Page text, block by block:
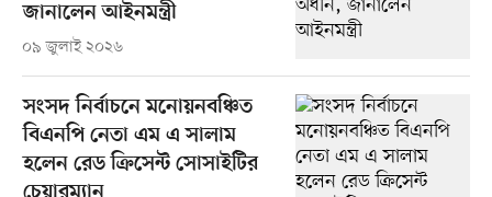
জানালেন আইনমন্ত্রী
০৯ জুলাই ২০২৬
সংসদ নির্বাচনে মনোয়নবঞ্চিত
বিএনপি নেতা এম এ সালাম
হলেন রেড ক্রিসেন্ট সোসাইটির